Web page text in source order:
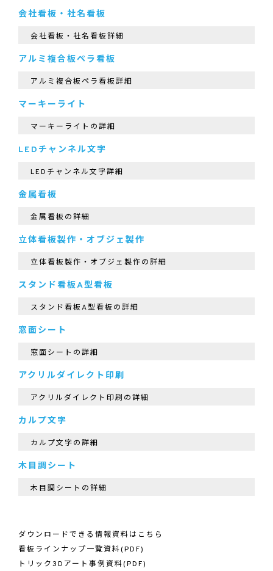
会社看板・社名看板
会社看板・社名看板詳細
アルミ複合板ペラ看板
アルミ複合板ペラ看板詳細
マーキーライト
マーキーライトの詳細
LEDチャンネル文字
LEDチャンネル文字詳細
金属看板
金属看板の詳細
立体看板製作・オブジェ製作
立体看板製作・オブジェ製作の詳細
スタンド看板A型看板
スタンド看板A型看板の詳細
窓面シート
窓面シートの詳細
アクリルダイレクト印刷
アクリルダイレクト印刷の詳細
カルプ文字
カルプ文字の詳細
木目調シート
木目調シートの詳細
ダウンロードできる情報資料はこちら
看板ラインナップ一覧資料(PDF)
トリック3Dアート事例資料(PDF)